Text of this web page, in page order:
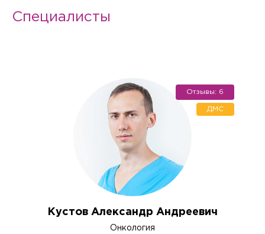
Специалисты
Кустов Александр Андреевич
Онкология
Отзывы: 6
ДМС